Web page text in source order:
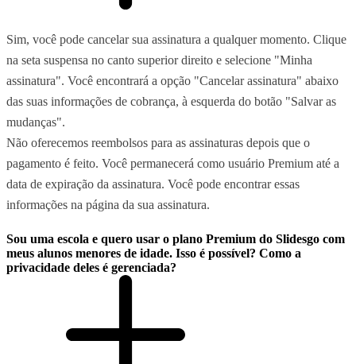
Sim, você pode cancelar sua assinatura a qualquer momento. Clique
na seta suspensa no canto superior direito e selecione "Minha
assinatura". Você encontrará a opção "Cancelar assinatura" abaixo
das suas informações de cobrança, à esquerda do botão "Salvar as
mudanças".
Não oferecemos reembolsos para as assinaturas depois que o
pagamento é feito. Você permanecerá como usuário Premium até a
data de expiração da assinatura. Você pode encontrar essas
informações na página da sua assinatura.
Sou uma escola e quero usar o plano Premium do Slidesgo com
meus alunos menores de idade. Isso é possível? Como a
privacidade deles é gerenciada?